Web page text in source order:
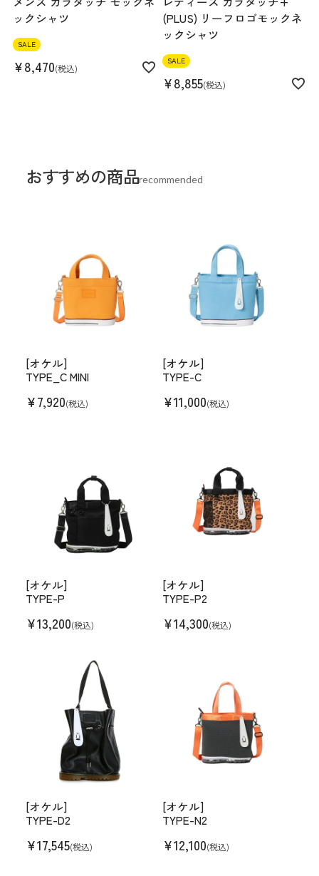
ックシャツ
SALE
¥8,470 税込
(PLUS) リーフロゴモックネ
ックシャツ
SALE
¥8,855 税込
おすすめの商品recommended
[オケル]
TYPE_C MINI
¥7,920(税込)
[オケル]
TYPE-C
¥11,000(税込)
[オケル]
TYPE-P
¥13,200(税込)
[オケル]
TYPE-P2
¥14,300(税込)
[オケル]
TYPE-D2
¥17,545(税込)
[オケル]
TYPE-N2
¥12,100(税込)